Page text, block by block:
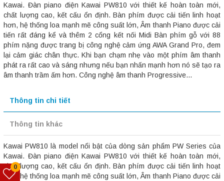
Kawai. Đàn piano điện Kawai PW810 với thiết kế hoàn toàn mới,
chất lượng cao, kết cấu ổn định. Bàn phím được cải tiến linh hoạt
hơn, hệ thống loa mạnh mẽ công suất lớn, Âm thanh Piano được cải
tiến rất đáng kể và thêm 2 cổng kết nối Midi Bàn phím gỗ với 88
phím nặng được trang bị công nghệ cảm ứng AWA Grand Pro, đem
lại cảm giác chân thực. Khi bạn chạm nhẹ vào một phím âm thanh
phát ra rất cao và sáng nhưng nếu bạn nhấn mạnh hơn nó sẽ tạo ra
âm thanh trầm ấm hơn. Công nghệ âm thanh Progressive...
Thông tin chi tiết
Thông tin khác
Kawai PW810 là model nổi bật của dòng sản phẩm PW Series của
Kawai. Đàn piano điện Kawai PW810 với thiết kế hoàn toàn mới,
chất lượng cao, kết cấu ổn định. Bàn phím được cải tiến linh hoạt
hơn, hệ thống loa mạnh mẽ công suất lớn, Âm thanh Piano được cải
0